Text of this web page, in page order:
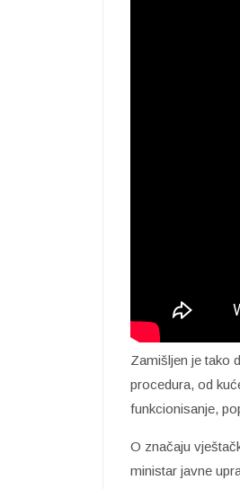
Zamišljen je tako
procedura, od
funkcionisanje,
O značaju
ministar javne